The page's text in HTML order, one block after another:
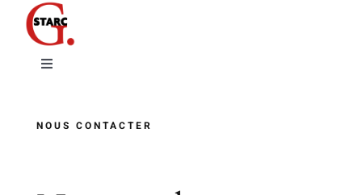
Passer
contenuToggle
NOUS CONTACTER